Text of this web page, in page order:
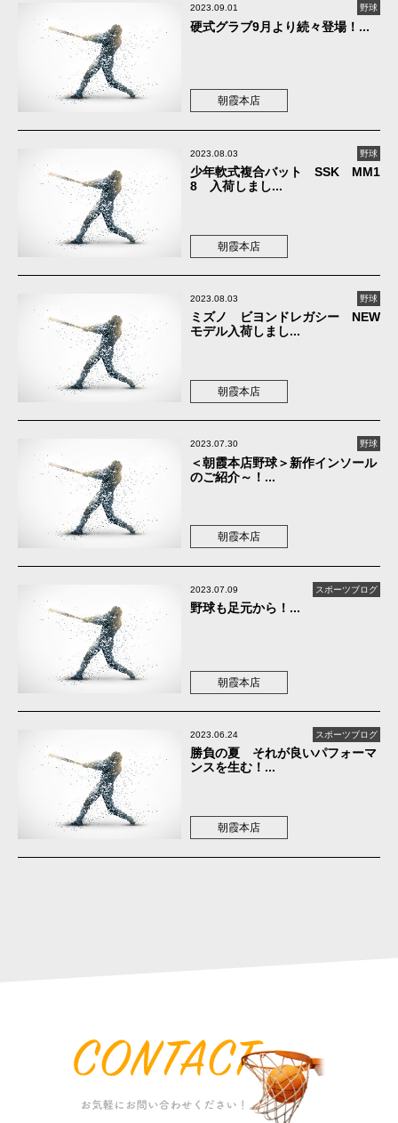
2023.09.01 野球
硬式グラブ9月より続々登場！...
朝霞本店
2023.08.03 野球
少年軟式複合バット SSK MM1
8 入荷しまし...
朝霞本店
2023.08.03 野球
ミズノ ビヨンドレガシー NEW
モデル入荷しまし...
朝霞本店
2023.07.30 野球
＜朝霞本店野球＞新作インソール
のご紹介～！...
朝霞本店
2023.07.09 スポーツブログ
野球も足元から！...
朝霞本店
2023.06.24 スポーツブログ
勝負の夏 それが良いパフォーマ
ンスを生む！...
朝霞本店